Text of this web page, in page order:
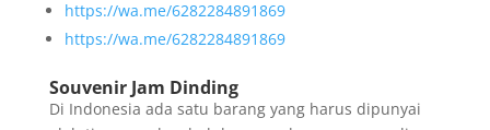
https://wa.me/6282284891869
https://wa.me/6282284891869
Souvenir Jam Dinding
Di Indonesia ada satu barang yang harus dipunyai